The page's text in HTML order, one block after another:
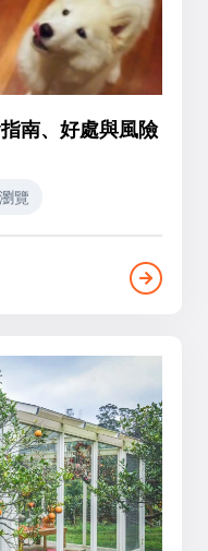
南、好處與風險
覽